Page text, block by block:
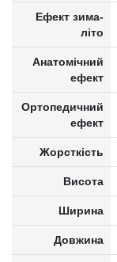
Ефект зима-
літо
Анатомічний
ефект
Ортопедичний
ефект
Жорсткість
Висота
Ширина
Довжина